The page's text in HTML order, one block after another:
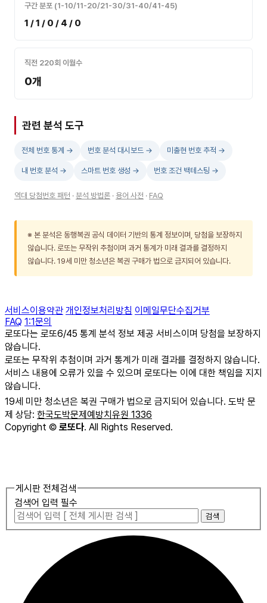
구간 분포 (1-10/11-20/21-30/31-40/41-45)
1 / 1 / 0 / 4 / 0
직전 220회 이월수
0개
관련 분석 도구
전체 번호 통계 → 번호 분석 대시보드 → 미출현 번호 추적 →
내 번호 분석 → 스마트 번호 생성 → 번호 조건 백테스팅 →
역대 당첨번호 패턴 · 분석 방법론 · 용어 사전 · FAQ
※ 본 분석은 동행복권 공식 데이터 기반의 통계 정보이며, 당첨을 보장하지
않습니다. 로또는 무작위 추첨이며 과거 통계가 미래 결과를 결정하지
않습니다. 19세 미만 청소년은 복권 구매가 법으로 금지되어 있습니다.
서비스이용약관 개인정보처리방침 이메일무단수집거부
FAQ 1:1문의
로또다는 로또6/45 통계 분석 정보 제공 서비스이며 당첨을 보장하지
않습니다.
로또는 무작위 추첨이며 과거 통계가 미래 결과를 결정하지 않습니다.
서비스 내용에 오류가 있을 수 있으며 로또다는 이에 대한 책임을 지지
않습니다.
19세 미만 청소년은 복권 구매가 법으로 금지되어 있습니다. 도박 문
제 상담: 한국도박문제예방치유원 1336
Copyright © 로또다. All Rights Reserved.
게시판 전체검색
검색어 입력 필수
검색